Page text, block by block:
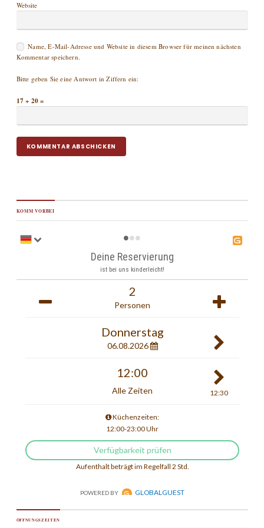
Website
Name, E-Mail-Adresse und Website in diesem Browser für meinen nächsten
Kommentar speichern.
Bitte geben Sie eine Antwort in Ziffern ein:
17 + 20 =
KOMM VORBEI
ÖFFNUNGSZEITEN